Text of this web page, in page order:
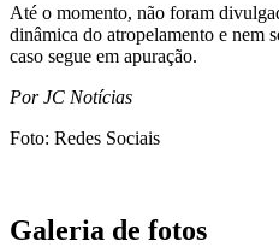
Até o momento, não foram
dinâmica do atropelamento e nem
caso segue em apuração.
Por JC Notícias
Foto: Redes Sociais
Galeria de fotos